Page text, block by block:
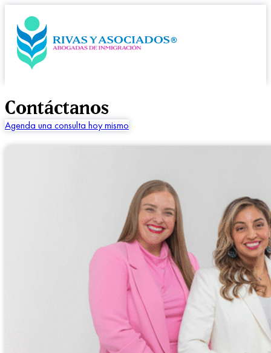
Contáctanos
Agenda una consulta hoy mismo